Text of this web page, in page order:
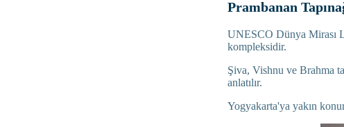
Prambanan
UNESCO Dünya Mirası
kompleksidir.
Şiva, Vishnu ve Brahma
anlatılır.
Yogyakarta'ya yakın